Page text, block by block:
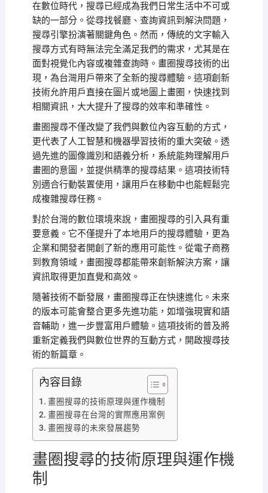
在數位時代，搜尋已經成為我們日常生活中不可或
缺的一部分。從尋找餐廳、查詢資訊到解決問題，
搜尋引擎扮演著關鍵角色。然而，傳統的文字輸入
搜尋方式有時無法完全滿足我們的需求，尤其是在
面對視覺化內容或複雜查詢時。畫圈搜尋技術的出
現，為台灣用戶帶來了全新的搜尋體驗。這項創新
技術允許用戶直接在圖片或地圖上畫圈，快速找到
相關資訊，大大提升了搜尋的效率和準確性。
畫圈搜尋不僅改變了我們與數位內容互動的方式，
更代表了人工智慧和機器學習技術的重大突破。透
過先進的圖像識別和語義分析，系統能夠理解用戶
畫圈的意圖，並提供精準的搜尋結果。這項技術特
別適合行動裝置使用，讓用戶在移動中也能輕鬆完
成複雜搜尋任務。
對於台灣的數位環境來說，畫圈搜尋的引入具有重
要意義。它不僅提升了本地用戶的搜尋體驗，更為
企業和開發者開創了新的應用可能性。從電子商務
到教育領域，畫圈搜尋都能帶來創新解決方案，讓
資訊取得更加直覺和高效。
隨著技術不斷發展，畫圈搜尋正在快速進化。未來
的版本可能會整合更多先進功能，如增強現實和語
音輔助，進一步豐富用戶體驗。這項技術的普及將
重新定義我們與數位世界的互動方式，開啟搜尋技
術的新篇章。
內容目錄
畫圈搜尋的技術原理與運作機制
畫圈搜尋在台灣的實際應用案例
畫圈搜尋的未來發展趨勢
畫圈搜尋的技術原理與運作機
制